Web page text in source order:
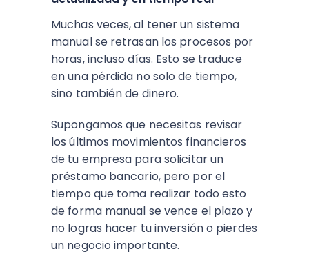
Muchas veces, al tener un sistema
manual se retrasan los procesos por
horas, incluso días. Esto se traduce
en una pérdida no solo de tiempo,
sino también de dinero.
Supongamos que necesitas revisar
los últimos movimientos financieros
de tu empresa para solicitar un
préstamo bancario, pero por el
tiempo que toma realizar todo esto
de forma manual se vence el plazo y
no logras hacer tu inversión o pierdes
un negocio importante.